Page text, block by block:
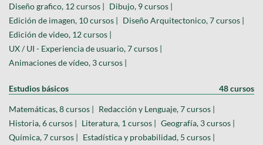
Diseño grafico, 12 cursos | Dibujo, 9 cursos |
Edición de imagen, 10 cursos | Diseño Arquitectonico, 7 cursos |
Edición de video, 12 cursos |
UX / UI - Experiencia de usuario, 7 cursos |
Animaciones de vídeo, 3 cursos |
Estudios básicos 48 cursos
Matemáticas, 8 cursos | Redacción y Lenguaje, 7 cursos |
Historia, 6 cursos | Literatura, 1 cursos | Geografía, 3 cursos |
Química, 7 cursos | Estadística y probabilidad, 5 cursos |